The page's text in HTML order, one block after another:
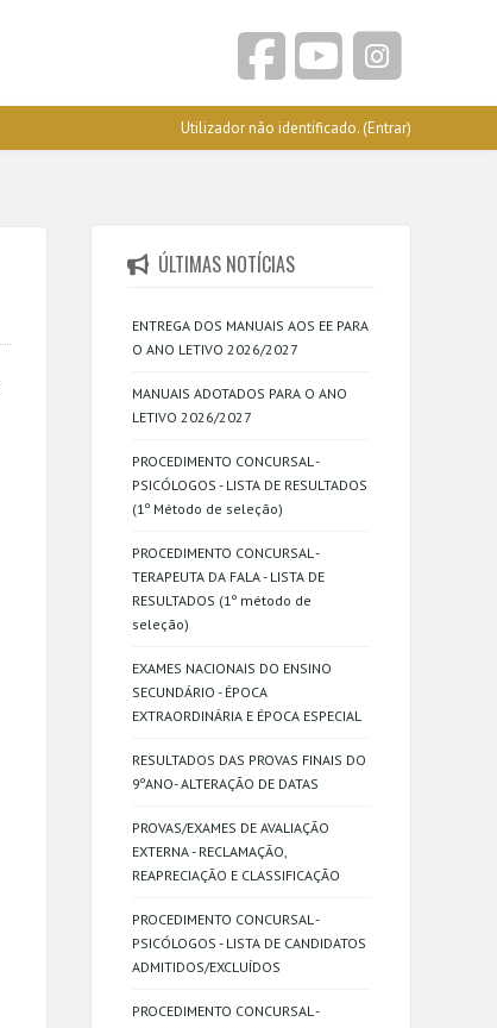
Utilizador não identificado. (Entrar)
ÚLTIMAS NOTÍCIAS
ENTREGA DOS MANUAIS AOS EE PARA
O ANO LETIVO 2026/2027
MANUAIS ADOTADOS PARA O ANO
LETIVO 2026/2027
PROCEDIMENTO CONCURSAL -
PSICÓLOGOS - LISTA DE RESULTADOS
(1º Método de seleção)
PROCEDIMENTO CONCURSAL -
TERAPEUTA DA FALA - LISTA DE
RESULTADOS (1º método de
seleção)
EXAMES NACIONAIS DO ENSINO
SECUNDÁRIO - ÉPOCA
EXTRAORDINÁRIA E ÉPOCA ESPECIAL
RESULTADOS DAS PROVAS FINAIS DO
9ºANO- ALTERAÇÃO DE DATAS
PROVAS/EXAMES DE AVALIAÇÃO
EXTERNA - RECLAMAÇÃO,
REAPRECIAÇÃO E CLASSIFICAÇÃO
PROCEDIMENTO CONCURSAL -
PSICÓLOGOS - LISTA DE CANDIDATOS
ADMITIDOS/EXCLUÍDOS
PROCEDIMENTO CONCURSAL -